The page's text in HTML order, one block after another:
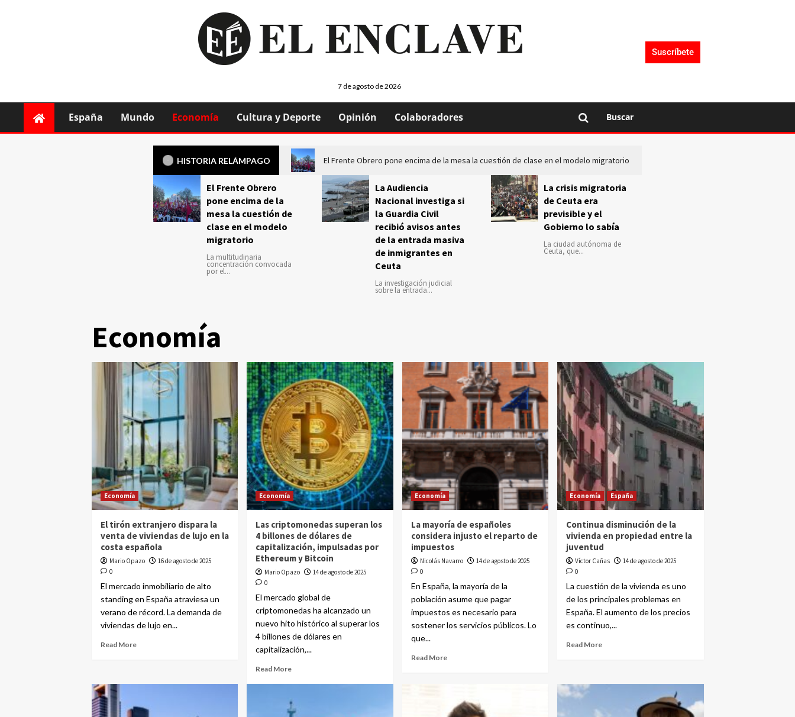
7 de agosto de 2026
Suscríbete
España Mundo Economía Cultura y Deporte Opinión Colaboradores Buscar
HISTORIA RELÁMPAGO El Frente Obrero pone encima de la mesa la cuestión de clase en el modelo migratorio
El Frente Obrero
pone encima de la
mesa la cuestión de
clase en el modelo
migratorio
La multitudinaria
concentración convocada
por el...
La Audiencia
Nacional investiga si
la Guardia Civil
recibió avisos antes
de la entrada masiva
de inmigrantes en
Ceuta
La investigación judicial
sobre la entrada...
La crisis migratoria
de Ceuta era
previsible y el
Gobierno lo sabía
La ciudad autónoma de
Ceuta, que...
Economía
Economía
El tirón extranjero dispara la
venta de viviendas de lujo en la
costa española
Mario Opazo
16 de agosto de 2025
0
El mercado inmobiliario de alto
standing en España atraviesa un
verano de récord. La demanda de
viviendas de lujo en...
Read More
Economía
Las criptomonedas superan los
4 billones de dólares de
capitalización, impulsadas por
Ethereum y Bitcoin
Mario Opazo
14 de agosto de 2025
0
El mercado global de
criptomonedas ha alcanzado un
nuevo hito histórico al superar los
4 billones de dólares en
capitalización,...
Read More
Economía
La mayoría de españoles
considera injusto el reparto de
impuestos
Nicolás Navarro
14 de agosto de 2025
0
En España, la mayoría de la
población asume que pagar
impuestos es necesario para
sostener los servicios públicos. Lo
que...
Read More
Economía España
Continua disminución de la
vivienda en propiedad entre la
juventud
Víctor Cañas
14 de agosto de 2025
0
La cuestión de la vivienda es uno
de los principales problemas en
España. El aumento de los precios
es continuo,...
Read More